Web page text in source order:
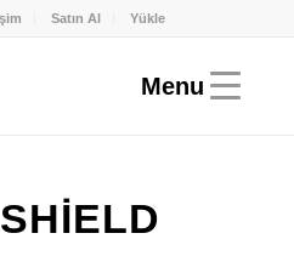
Satın Al Yükle